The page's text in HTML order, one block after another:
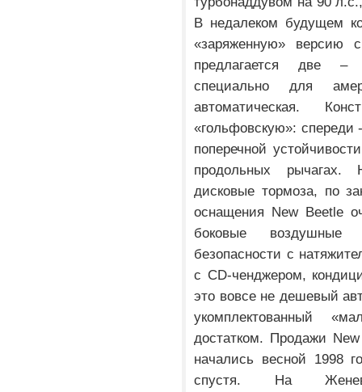
В недалеком будущем
«заряженную» версию
предлагается две –
специально для
автоматическая.
«гольфовскую»: спереди
поперечной
продольных рычагах.
дисковые тормоза, по
оснащения New Beetle
боковые воздушные
безопасности с
с CD-ченджером,
это вовсе не дешевый
укомплектованный
достатком. Продажи
начались весной 1998
спустя. На